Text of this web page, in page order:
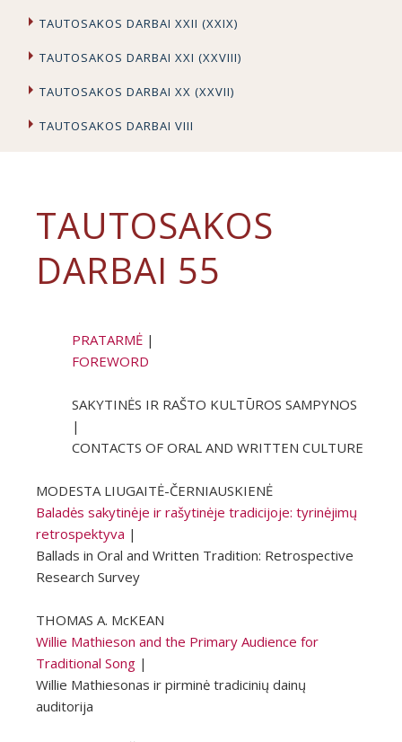
TAUTOSAKOS DARBAI XXII (XXIX)
TAUTOSAKOS DARBAI XXI (XXVIII)
TAUTOSAKOS DARBAI XX (XXVII)
TAUTOSAKOS DARBAI VIII
TAUTOSAKOS
DARBAI 55
PRATARMĖ |
FOREWORD
SAKYTINĖS IR RAŠTO KULTŪROS SAMPYNOS
|
CONTACTS OF ORAL AND WRITTEN CULTURE
MODESTA LIUGAITĖ-ČERNIAUSKIENĖ
Baladės sakytinėje ir rašytinėje tradicijoje: tyrinėjimų
retrospektyva |
Ballads in Oral and Written Tradition: Retrospective
Research Survey
THOMAS A. McKEAN
Willie Mathieson and the Primary Audience for
Traditional Song |
Willie Mathiesonas ir pirminė tradicinių dainų
auditorija